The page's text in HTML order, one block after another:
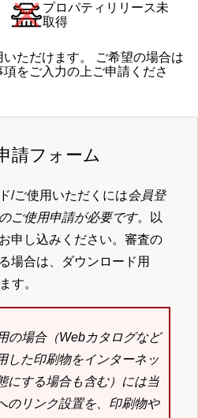
プロパティリリース未
取得
ただけます。 ご希望の場合は
をご入力の上ご申請くださ
請フォーム
/ご使用いただくには会員登
ご使用申請が必要です。以
申し込みください。審査の
場合は、ダウンロード用
す。
の場合（Webカタログなど
した印刷物をインターネッ
にする場合も含む）には当
のリンク設置を、印刷物や